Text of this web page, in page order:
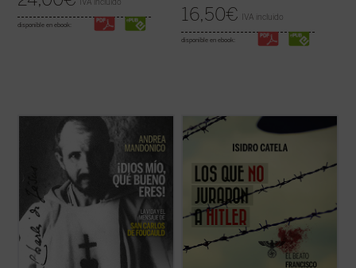
disponible en ebook: 16,50€ IVA incluido
disponible en ebook:
Esta biografía del recién proclamado santo
Carlos de Foucauld, escrita por quien ha
sido vicepostulador de su causa de
canonización, se centra en los aspectos
más sobresalientes de su espiritualidad y
de su actividad pastoral. El libro arranca ...
(ver ficha)
El joven campesino austriaco, beato
Francisco Jägerstätter, fue uno de los
laicos que, en nombre de su conciencia de
Aquí se narra su vida y su martirio,
testimonio de luz para la Iglesia y la ...(ver
ficha)